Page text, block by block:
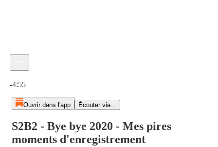
-4:55
Ouvrir dans l'app Écouter via...
S2B2 - Bye bye 2020 - Mes pires
moments d'enregistrement